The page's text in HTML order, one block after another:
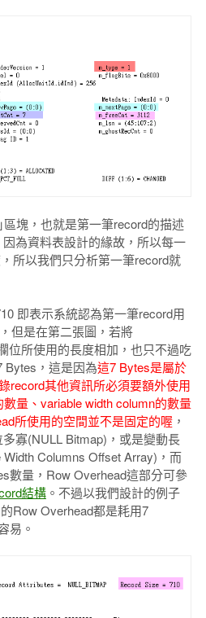
塊，也就是第一筆record的描述
為資料表設計的緣故，所以每一
所以我們只分析第一筆record就
即表示系統認為第一筆record用
但是在第二張圖，若將
位所使用的長度相加，也只不過吃
Bytes，這是因為這7 Bytes是屬於
record其他資訊所必須要額外使用
量、variable width column的數量
所使用的空間並不是固定的喔，
寡(NULL Bitmap)，或是變動長
Columns Offset Array)，而
數量，Row Overhead這部分可參
結構。不過以我們設計的例子
Row Overhead都是耗用7
易。